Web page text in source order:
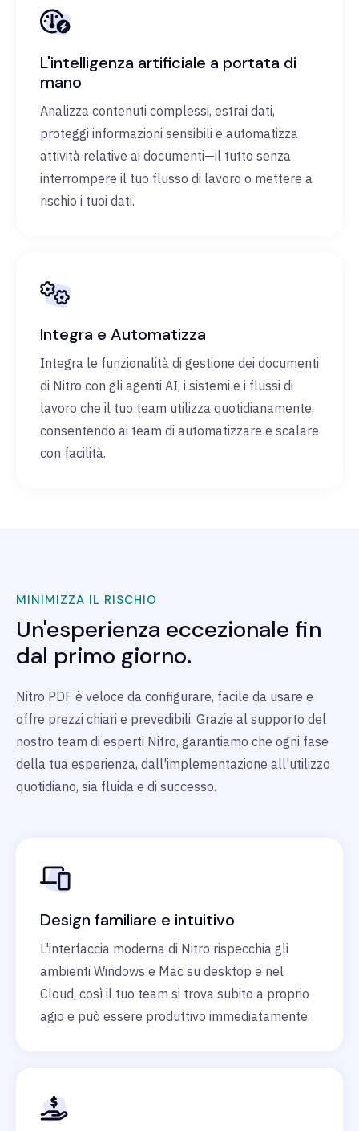
L'intelligenza artificiale a portata di
mano
Analizza contenuti complessi, estrai dati,
proteggi informazioni sensibili e automatizza
attività relative ai documenti—il tutto senza
interrompere il tuo flusso di lavoro o mettere a
rischio i tuoi dati.
Integra e Automatizza
Integra le funzionalità di gestione dei documenti
di Nitro con gli agenti AI, i sistemi e i flussi di
lavoro che il tuo team utilizza quotidianamente,
consentendo ai team di automatizzare e scalare
con facilità.
MINIMIZZA IL RISCHIO
Un'esperienza eccezionale fin
dal primo giorno.
Nitro PDF è veloce da configurare, facile da usare e
offre prezzi chiari e prevedibili. Grazie al supporto del
nostro team di esperti Nitro, garantiamo che ogni fase
della tua esperienza, dall'implementazione all'utilizzo
quotidiano, sia fluida e di successo.
Design familiare e intuitivo
L'interfaccia moderna di Nitro rispecchia gli
ambienti Windows e Mac su desktop e nel
Cloud, così il tuo team si trova subito a proprio
agio e può essere produttivo immediatamente.